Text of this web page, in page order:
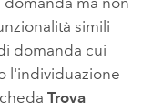
simili
domanda cui
l'individuazione
Trova